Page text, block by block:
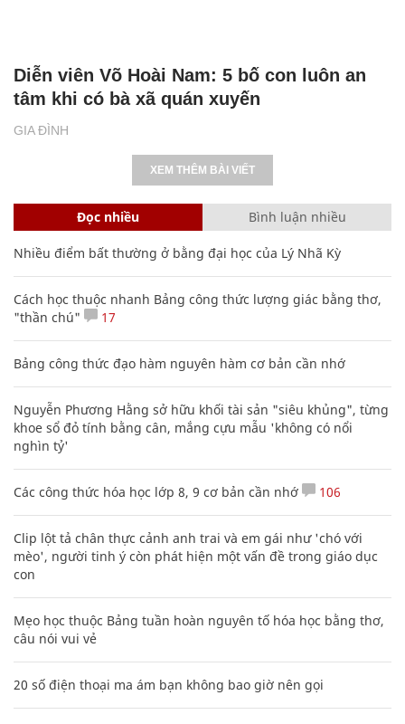
GIA ĐÌNH
Diễn viên Võ Hoài Nam: 5 bố con luôn an
tâm khi có bà xã quán xuyến
XEM THÊM BÀI VIẾT
Đọc nhiều Bình luận nhiều
Nhiều điểm bất thường ở bằng đại học của Lý Nhã Kỳ
Cách học thuộc nhanh Bảng công thức lượng giác bằng thơ,
"thần chú"
17
Bảng công thức đạo hàm nguyên hàm cơ bản cần nhớ
Nguyễn Phương Hằng sở hữu khối tài sản "siêu khủng", từng
khoe sổ đỏ tính bằng cân, mắng cựu mẫu 'không có nổi
nghìn tỷ'
Các công thức hóa học lớp 8, 9 cơ bản cần nhớ 106
Clip lột tả chân thực cảnh anh trai và em gái như 'chó với
mèo', người tinh ý còn phát hiện một vấn đề trong giáo dục
con
Mẹo học thuộc Bảng tuần hoàn nguyên tố hóa học bằng thơ,
câu nói vui vẻ
20 số điện thoại ma ám bạn không bao giờ nên gọi